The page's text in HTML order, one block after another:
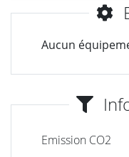
Aucun
Emission CO2